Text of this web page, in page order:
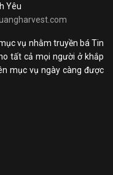
Yêu
vụ nhằm truyền bá Tin
tất cả mọi người ở khắp
mục vụ ngày càng được